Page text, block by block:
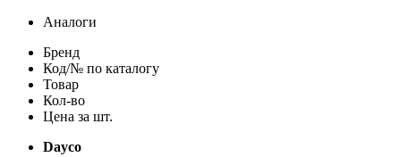
Аналоги
Бренд
Код/№ по каталогу
Товар
Кол-во
Цена за шт.
Dayco